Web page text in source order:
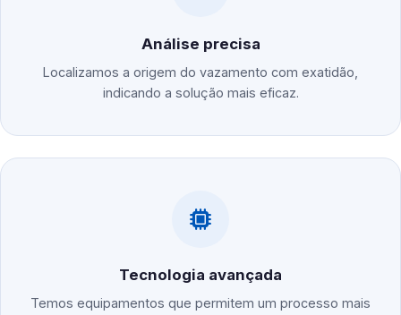
Análise precisa
Localizamos a origem do vazamento com exatidão,
indicando a solução mais eficaz.
Tecnologia avançada
Temos equipamentos que permitem um processo mais